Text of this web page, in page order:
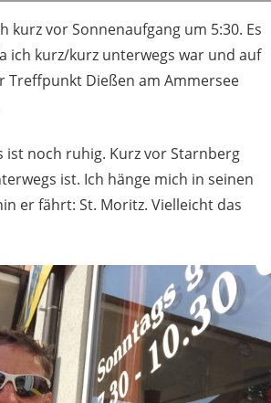
vor Sonnenaufgang um 5:30. Es
ich kurz/kurz unterwegs war und auf
Treffpunkt Dießen am Ammersee
ist noch ruhig. Kurz vor Starnberg
ist. Ich hänge mich in seinen
er fährt: St. Moritz. Vielleicht das